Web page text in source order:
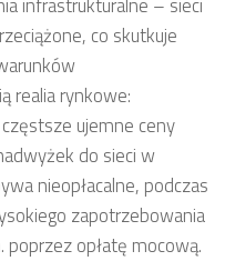
co skutkuje
realia rynkowe:
ujemne ceny
do sieci w
nieopłacalne, podczas
zapotrzebowania
opłatę mocową.